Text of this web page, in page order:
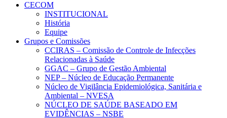
CECOM
INSTITUCIONAL
História
Equipe
Grupos e Comissões
CCIRAS – Comissão de Controle de Infecções
Relacionadas à Saúde
GGAC – Grupo de Gestão Ambiental
NEP – Núcleo de Educação Permanente
Núcleo de Vigilância Epidemiológica, Sanitária e
Ambiental – NVESA
NÚCLEO DE SAÚDE BASEADO EM
EVIDÊNCIAS – NSBE